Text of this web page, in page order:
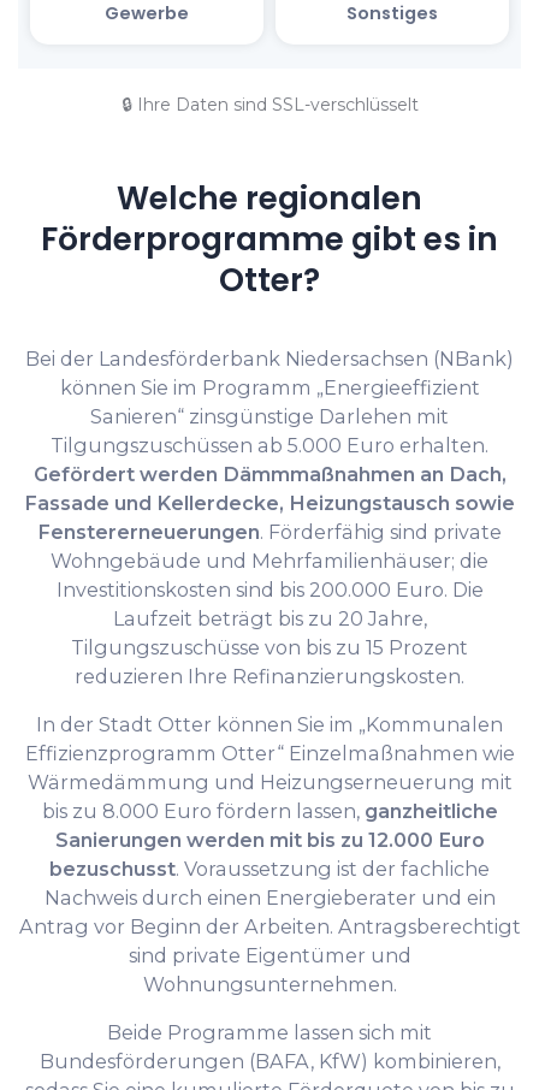
🔒 Ihre Daten sind SSL-verschlüsselt
Welche regionalen
Förderprogramme gibt es in
Otter?
Bei der Landesförderbank Niedersachsen (NBank)
können Sie im Programm „Energieeffizient
Sanieren“ zinsgünstige Darlehen mit
Tilgungszuschüssen ab 5.000 Euro erhalten.
Gefördert werden Dämmmaßnahmen an Dach,
Fassade und Kellerdecke, Heizungstausch sowie
Fenstererneuerungen. Förderfähig sind private
Wohngebäude und Mehrfamilienhäuser; die
Investitionskosten sind bis 200.000 Euro. Die
Laufzeit beträgt bis zu 20 Jahre,
Tilgungszuschüsse von bis zu 15 Prozent
reduzieren Ihre Refinanzierungskosten.
In der Stadt Otter können Sie im „Kommunalen
Effizienzprogramm Otter“ Einzelmaßnahmen wie
Wärmedämmung und Heizungserneuerung mit
bis zu 8.000 Euro fördern lassen, ganzheitliche
Sanierungen werden mit bis zu 12.000 Euro
bezuschusst. Voraussetzung ist der fachliche
Nachweis durch einen Energieberater und ein
Antrag vor Beginn der Arbeiten. Antragsberechtigt
sind private Eigentümer und
Wohnungsunternehmen.
Beide Programme lassen sich mit
Bundesförderungen (BAFA, KfW) kombinieren,